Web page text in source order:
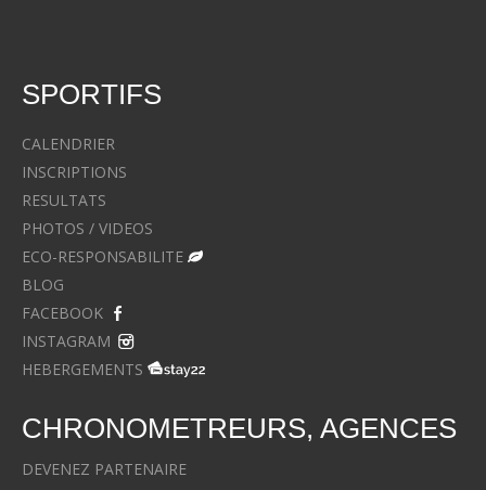
SPORTIFS
CALENDRIER
INSCRIPTIONS
RESULTATS
PHOTOS / VIDEOS
ECO-RESPONSABILITE
BLOG
FACEBOOK
INSTAGRAM
HEBERGEMENTS
CHRONOMETREURS, AGENCES
DEVENEZ PARTENAIRE